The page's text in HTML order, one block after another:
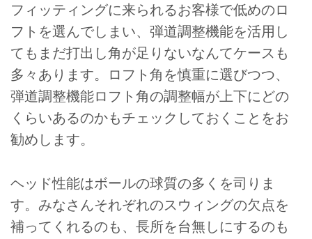
デル「G410LST」が埼玉・戸田
のピン本社で発表された。人気の
G410プラス、そして前モデルの
「G400LST」とどう違うのか？
発表会に参加したプロゴルファ
ー・中村修が試打レポート！
フィッティングに来られるお客様で低めのロ
フトを選んでしまい、弾道調整機能を活用し
てもまだ打出し角が足りないなんてケースも
多々あります。ロフト角を慎重に選びつつ、
弾道調整機能ロフト角の調整幅が上下にどの
くらいあるのかもチェックしておくことをお
勧めします。
ヘッド性能はボールの球質の多くを司りま
す。みなさんそれぞれのスウィングの欠点を
補ってくれるのも、長所を台無しにするのも